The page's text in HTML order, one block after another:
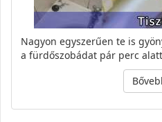
Nagyon egyszerűen te is
a fürdőszobádat pár perc